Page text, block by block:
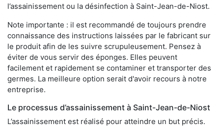
l’assainissement ou la désinfection à Saint-Jean-de-Niost.
Note importante : il est recommandé de toujours prendre
connaissance des instructions laissées par le fabricant sur
le produit afin de les suivre scrupuleusement. Pensez à
éviter de vous servir des éponges. Elles peuvent
facilement et rapidement se contaminer et transporter des
germes. La meilleure option serait d'avoir recours à notre
entreprise.
Le processus d’assainissement à Saint-Jean-de-Niost
L’assainissement est réalisé pour atteindre un but précis.